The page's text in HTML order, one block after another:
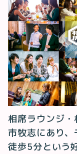
相席ラウンジ
市牧志にあり
徒歩5分という